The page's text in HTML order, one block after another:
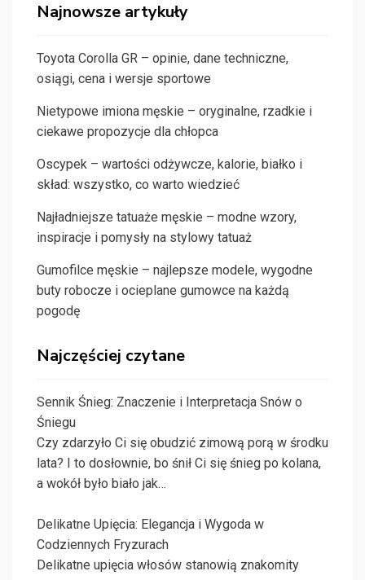
Najnowsze artykuły
Toyota Corolla GR – opinie, dane techniczne,
osiągi, cena i wersje sportowe
Nietypowe imiona męskie – oryginalne, rzadkie i
ciekawe propozycje dla chłopca
Oscypek – wartości odżywcze, kalorie, białko i
skład: wszystko, co warto wiedzieć
Najładniejsze tatuaże męskie – modne wzory,
inspiracje i pomysły na stylowy tatuaż
Gumofilce męskie – najlepsze modele, wygodne
buty robocze i ocieplane gumowce na każdą
pogodę
Najczęściej czytane
Sennik Śnieg: Znaczenie i Interpretacja Snów o
Śniegu
Czy zdarzyło Ci się obudzić zimową porą w środku
lata? I to dosłownie, bo śnił Ci się śnieg po kolana,
a wokół było biało jak…
Delikatne Upięcia: Elegancja i Wygoda w
Codziennych Fryzurach
Delikatne upięcia włosów stanowią znakomity